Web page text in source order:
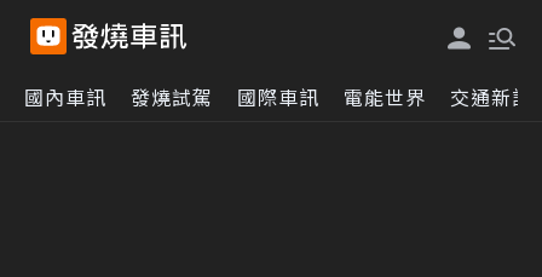
國內車訊 發燒試駕 國際車訊 電能世界 交通新訊